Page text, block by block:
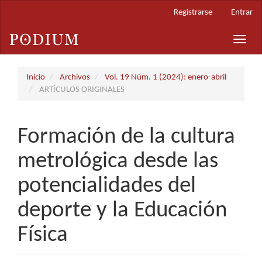
principal
Barra
Registrarse Entrar
Toggle
Inicio Archivos
Vol. 19 Núm. 1 (2024): enero-abril
ARTÍCULOS ORIGINALES
Formación de la cultura
metrológica desde las
potencialidades del
deporte y la Educación
Física